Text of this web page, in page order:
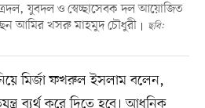
যুবদল ও স্বেচ্ছাসেবক দল আয়োজিত
আমির খসরু মাহমুদ চৌধুরী
ছবি:
মির্জা ফখরুল ইসলাম বলেন,